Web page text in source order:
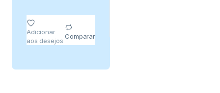
Adicionar
aos desejos
Comparar